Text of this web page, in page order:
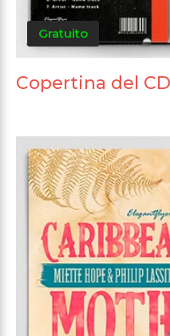
Gratuito
Copertina del